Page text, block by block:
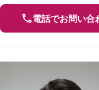
電話でお問い合